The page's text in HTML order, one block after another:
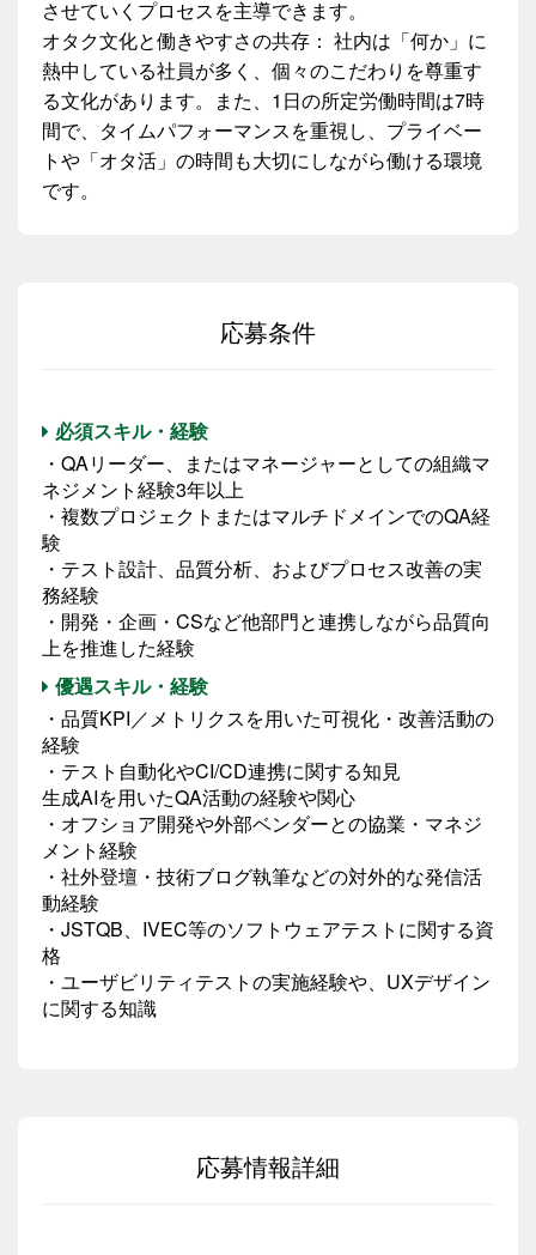
させていくプロセスを主導できます。
オタク文化と働きやすさの共存： 社内は「何か」に
熱中している社員が多く、個々のこだわりを尊重す
る文化があります。また、1日の所定労働時間は7時
間で、タイムパフォーマンスを重視し、プライベー
トや「オタ活」の時間も大切にしながら働ける環境
です。
応募条件
必須スキル・経験
・QAリーダー、またはマネージャーとしての組織マ
ネジメント経験3年以上
・複数プロジェクトまたはマルチドメインでのQA経
験
・テスト設計、品質分析、およびプロセス改善の実
務経験
・開発・企画・CSなど他部門と連携しながら品質向
上を推進した経験
優遇スキル・経験
・品質KPI／メトリクスを用いた可視化・改善活動の
経験
・テスト自動化やCI/CD連携に関する知見
生成AIを用いたQA活動の経験や関心
・オフショア開発や外部ベンダーとの協業・マネジ
メント経験
・社外登壇・技術ブログ執筆などの対外的な発信活
動経験
・JSTQB、IVEC等のソフトウェアテストに関する資
格
・ユーザビリティテストの実施経験や、UXデザイン
に関する知識
応募情報詳細